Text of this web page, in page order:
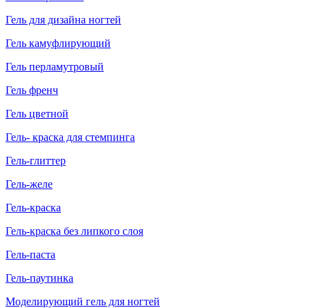
Гель для дизайна ногтей
Гель камуфлирующий
Гель перламутровый
Гель френч
Гель цветной
Гель- краска для стемпинга
Гель-глиттер
Гель-желе
Гель-краска
Гель-краска без липкого слоя
Гель-паста
Гель-паутинка
Моделирующий гель для ногтей